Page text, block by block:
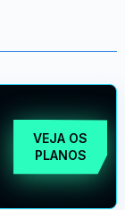
VEJA OS
PLANOS